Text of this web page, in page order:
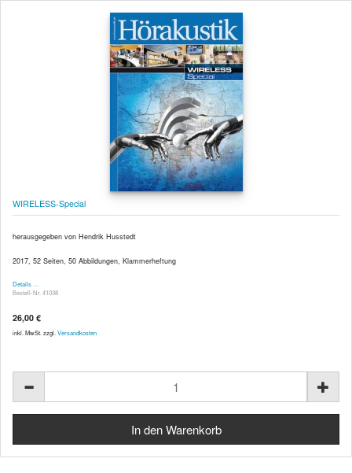
WIRELESS-Special
herausgegeben von Hendrik Husstedt
2017, 52 Seiten, 50 Abbildungen, Klammerheftung
Details …
Bestell-Nr. 41038
26,00 €
inkl. MwSt. zzgl. Versandkosten